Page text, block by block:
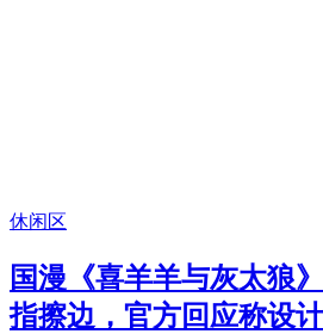
休闲区
国漫《喜羊羊与灰太狼
指擦边，官方回应称设